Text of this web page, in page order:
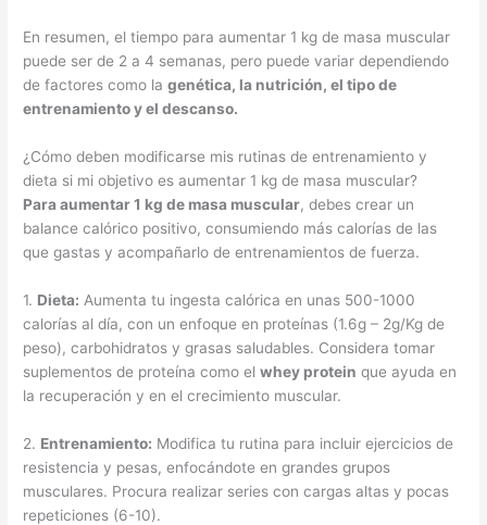
En resumen, el tiempo para aumentar 1 kg de masa muscular
puede ser de 2 a 4 semanas, pero puede variar dependiendo
de factores como lagenética, la nutrición, el tipo de
entrenamiento y el descanso.
¿Cómo deben modificarse mis rutinas de entrenamiento y
dieta si mi objetivo es aumentar 1 kg de masa muscular?
Para aumentar 1 kg de masa muscular, debes crear un
balance calórico positivo, consumiendo más calorías de las
que gastas y acompañarlo de entrenamientos de fuerza.
1. Dieta: Aumenta tu ingesta calórica en unas 500-1000
calorías al día, con un enfoque en proteínas (1.6g – 2g/Kg de
peso), carbohidratos y grasas saludables. Considera tomar
suplementos de proteína como elwhey protein que ayuda en
la recuperación y en el crecimiento muscular.
2. Entrenamiento: Modifica tu rutina para incluir ejercicios de
resistencia y pesas, enfocándote en grandes grupos
musculares. Procura realizar series con cargas altas y pocas
repeticiones (6-10).